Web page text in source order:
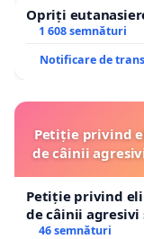
Opriți
1 608 semnături
Notificare de
Petiție privind
de câinii
Petiție privind
de câinii agresivi
46 semnături